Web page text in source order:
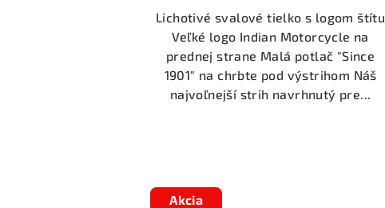
Lichotivé svalové tielko s logom štítu
Veľké logo Indian Motorcycle na
prednej strane Malá potlač "Since
1901" na chrbte pod výstrihom Náš
najvoľnejší strih navrhnutý pre...
Akcia